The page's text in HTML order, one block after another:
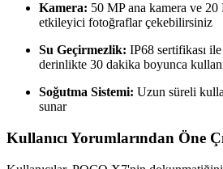
Kamera: 50 MP ana kamera ve
etkileyici fotoğraflar çekebilirsiniz
Su Geçirmezlik: IP68 sertifikası
derinlikte 30 dakika boyunca
Soğutma Sistemi: Uzun süreli
sunar
Kullanıcı Yorumlarından Öne